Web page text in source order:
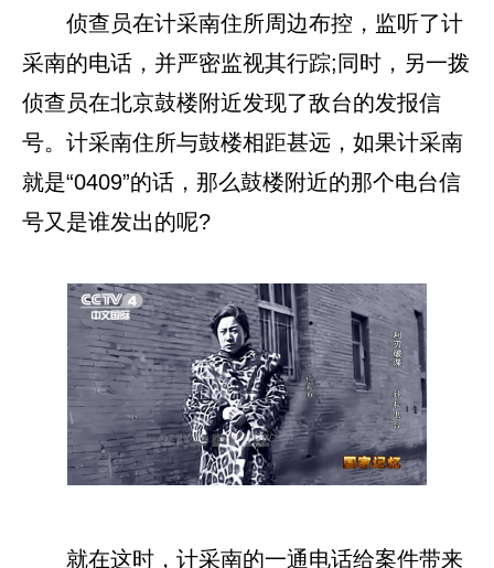
侦查员在计采南住所周边布控，监听了计
采南的电话，并严密监视其行踪;同时，另一拨
侦查员在北京鼓楼附近发现了敌台的发报信
号。计采南住所与鼓楼相距甚远，如果计采南
就是“0409”的话，那么鼓楼附近的那个电台信
号又是谁发出的呢?
就在这时，计采南的一通电话给案件带来